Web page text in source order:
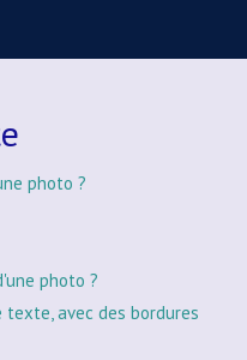
photo ?
photo ?
avec des bordures